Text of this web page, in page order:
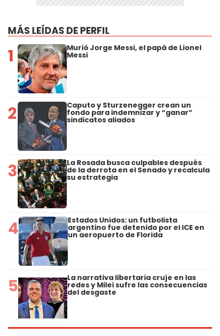
MÁS LEÍDAS DE PERFIL
1 Murió Jorge Messi, el papá de Lionel
Messi
2 Caputo y Sturzenegger crean un
fondo para indemnizar y “ganar”
sindicatos aliados
3 La Rosada busca culpables después
de la derrota en el Senado y recalcula
su estrategia
4 Estados Unidos: un futbolista
argentino fue detenido por el ICE en
un aeropuerto de Florida
5 La narrativa libertaria cruje en las
redes y Milei sufre las consecuencias
del desgaste